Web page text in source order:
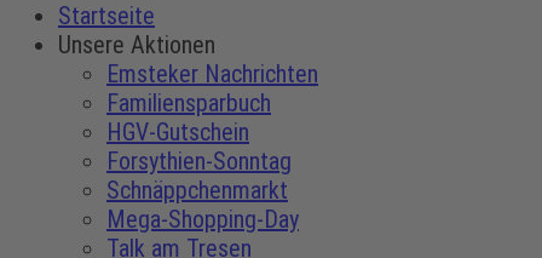
Startseite
Unsere Aktionen
Emsteker Nachrichten
Familiensparbuch
HGV-Gutschein
Forsythien-Sonntag
Schnäppchenmarkt
Mega-Shopping-Day
Talk am Tresen